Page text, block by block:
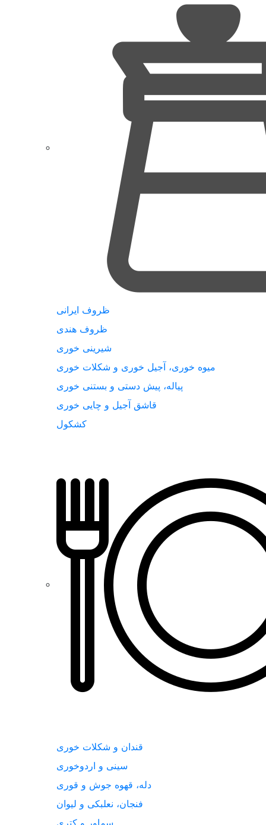
ظروف ایرانی
ظروف هندی
شیرینی خوری
میوه خوری، آجیل خوری و شکلات خوری
پیاله، پیش دستی و بستنی خوری
قاشق آجیل و چایی خوری
کشکول
قندان و شکلات خوری
سینی و اردوخوری
دله، قهوه جوش و قوری
فنجان، نعلبکی و لیوان
سماور و کتری